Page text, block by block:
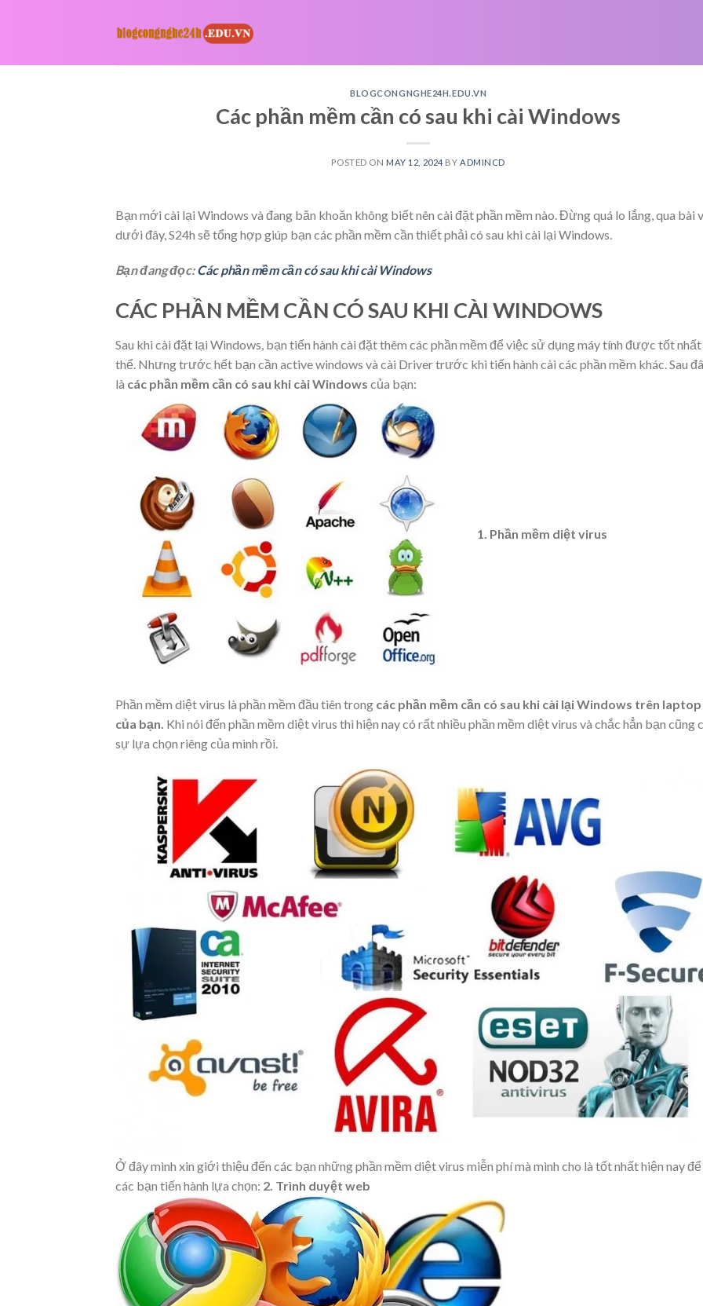
BLOGCONGNGHE24H.EDU.VN
Các phần mềm cần có sau khi cài Windows
POSTED ON MAY 12, 2024 BY ADMINCD
Bạn mới cài lại Windows và đang băn khoăn không biết nên cài đặt phần mềm nào. Đừng quá lo lắng, qua bài
dưới đây, S24h sẽ tổng hợp giúp bạn các phần mềm cần thiết phải có sau khi cài lại Windows.
Bạn đang đọc:Các phần mềm cần có sau khi cài Windows
CÁC PHẦN MỀM CẦN CÓ SAU KHI CÀI WINDOWS
Sau khi cài đặt lại Windows, bạn tiến hành cài đặt thêm các phần mềm để việc sử dụng máy tính được tốt
thể. Nhưng trước hết bạn cần active windows và cài Driver trước khi tiến hành cài các phần mềm khác. Sau
là các phần mềm cần có sau khi cài Windows của bạn:
1. Phần mềm diệt virus
Phần mềm diệt virus là phần mềm đầu tiên trong các phần mềm cần có sau khi cài lại Windows trên laptop
của bạn. Khi nói đến phần mềm diệt virus thì hiện nay có rất nhiều phần mềm diệt virus và chắc hẳn bạn cũng
sự lựa chọn riêng của mình rồi.
Ở đây mình xin giới thiệu đến các bạn những phần mềm diệt virus miễn phí mà mình cho là tốt nhất hiện nay để
các bạn tiến hành lựa chọn: 2. Trình duyệt web